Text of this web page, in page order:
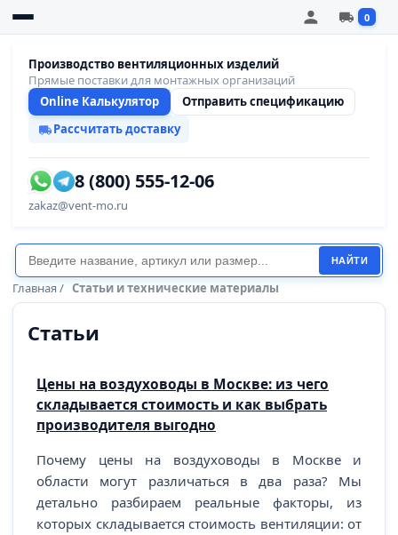
0
Производство вентиляционных изделий
Прямые поставки для монтажных организаций
Online Калькулятор
Отправить спецификацию
Рассчитать доставку
8 (800) 555-12-06
zakaz@vent-mo.ru
НАЙТИ
Главная / Статьи и технические материалы
Статьи
Цены на воздуховоды в Москве: из чего
складывается стоимость и как выбрать
производителя выгодно
Почему цены на воздуховоды в Москве и
области могут различаться в два раза? Мы
детально разбираем реальные факторы, из
которых складывается стоимость вентиляции: от